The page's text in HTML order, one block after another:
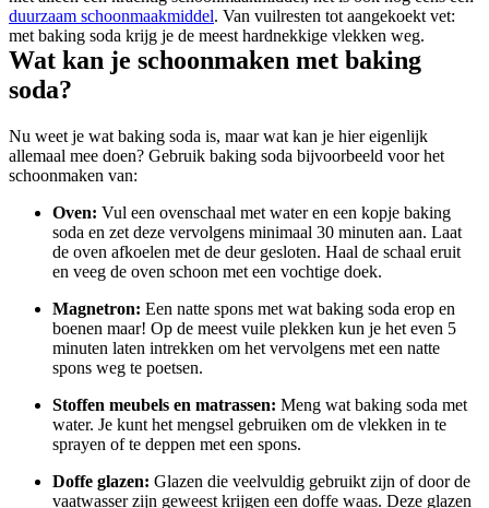
duurzaam schoonmaakmiddel. Van vuilresten tot aangekoekt vet:
met baking soda krijg je de meest hardnekkige vlekken weg.
Wat kan je schoonmaken met baking
soda?
Nu weet je wat baking soda is, maar wat kan je hier eigenlijk
allemaal mee doen? Gebruik baking soda bijvoorbeeld voor het
schoonmaken van:
Oven: Vul een ovenschaal met water en een kopje baking
soda en zet deze vervolgens minimaal 30 minuten aan. Laat
de oven afkoelen met de deur gesloten. Haal de schaal eruit
en veeg de oven schoon met een vochtige doek.
Magnetron: Een natte spons met wat baking soda erop en
boenen maar! Op de meest vuile plekken kun je het even 5
minuten laten intrekken om het vervolgens met een natte
spons weg te poetsen.
Stoffen meubels en matrassen: Meng wat baking soda met
water. Je kunt het mengsel gebruiken om de vlekken in te
sprayen of te deppen met een spons.
Doffe glazen: Glazen die veelvuldig gebruikt zijn of door de
vaatwasser zijn geweest krijgen een doffe waas. Deze glazen